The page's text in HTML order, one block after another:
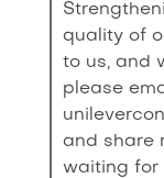
quality of
to us, and
please
and share
waiting for